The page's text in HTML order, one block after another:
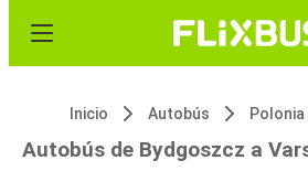
Inicio Autobús Polonia
Autobús de Bydgoszcz a